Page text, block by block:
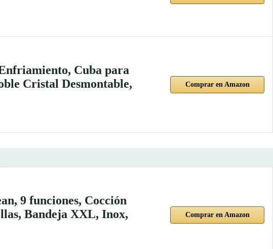
Cuba para
Cristal Desmontable,
Comprar en Amazon
9 funciones, Cocción
Bandeja XXL, Inox,
Comprar en Amazon